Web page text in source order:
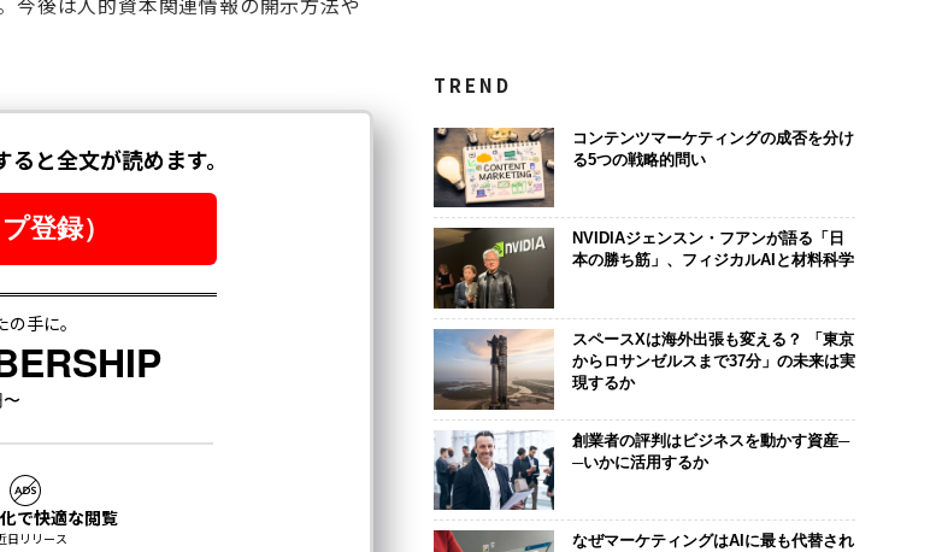
TREND
コンテンツマーケティングの成否を分け
る5つの戦略的問い
NVIDIAジェンスン・フアンが語る「日
本の勝ち筋」、フィジカルAIと材料科学
スペースXは海外出張も変える？ 「東京
からロサンゼルスまで37分」の未来は実
現するか
創業者の評判はビジネスを動かす資産─
─いかに活用するか
なぜマーケティングはAIに最も代替され